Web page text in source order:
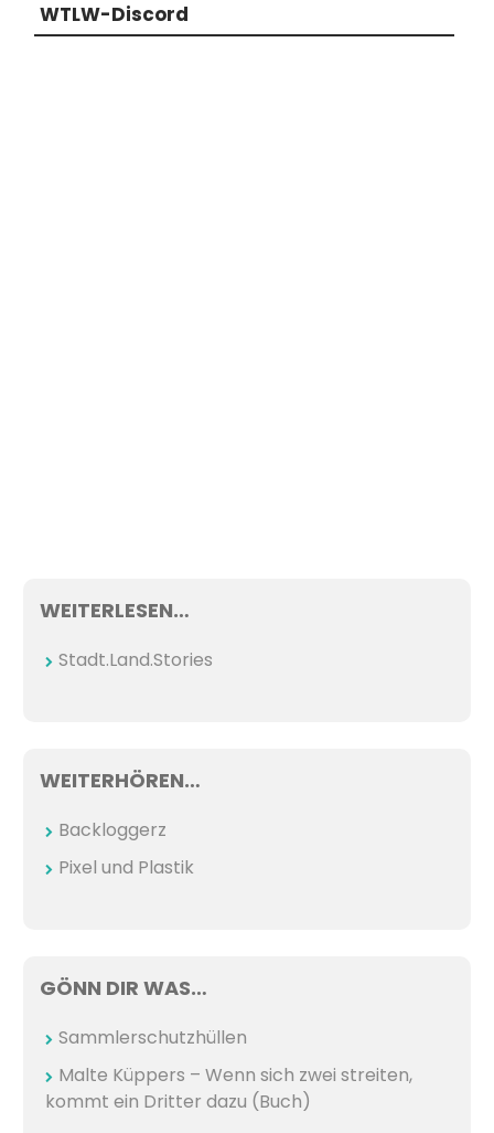
WTLW-Discord
WEITERLESEN…
Stadt.Land.Stories
WEITERHÖREN…
Backloggerz
Pixel und Plastik
GÖNN DIR WAS…
Sammlerschutzhüllen
Malte Küppers – Wenn sich zwei streiten,
kommt ein Dritter dazu (Buch)